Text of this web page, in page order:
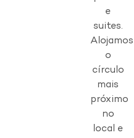
e
suites.
Alojamos
o
círculo
mais
próximo
no
local e